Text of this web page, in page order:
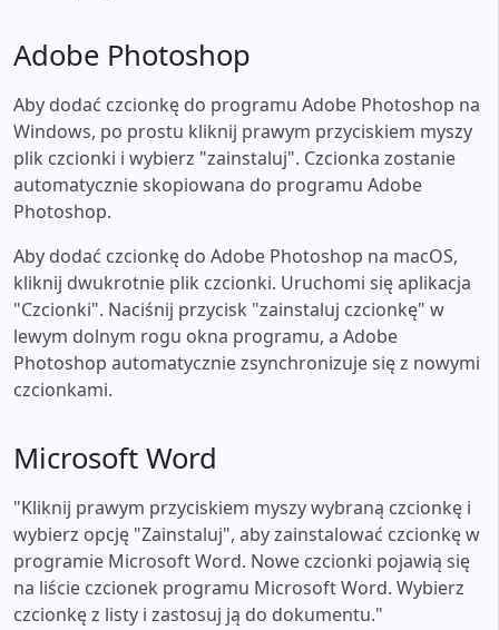
Adobe Photoshop
Aby dodać czcionkę do programu Adobe Photoshop na
Windows, po prostu kliknij prawym przyciskiem myszy
plik czcionki i wybierz "zainstaluj". Czcionka zostanie
automatycznie skopiowana do programu Adobe
Photoshop.
Aby dodać czcionkę do Adobe Photoshop na macOS,
kliknij dwukrotnie plik czcionki. Uruchomi się aplikacja
"Czcionki". Naciśnij przycisk "zainstaluj czcionkę" w
lewym dolnym rogu okna programu, a Adobe
Photoshop automatycznie zsynchronizuje się z nowymi
czcionkami.
Microsoft Word
"Kliknij prawym przyciskiem myszy wybraną czcionkę i
wybierz opcję "Zainstaluj", aby zainstalować czcionkę w
programie Microsoft Word. Nowe czcionki pojawią się
na liście czcionek programu Microsoft Word. Wybierz
czcionkę z listy i zastosuj ją do dokumentu."